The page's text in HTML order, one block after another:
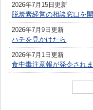
2026年7月15日更新
脱炭素経営の相談窓口を
2026年7月9日更新
ハチを見かけたら
2026年7月1日更新
食中毒注意報が発令され